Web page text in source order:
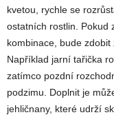
kvetou, rychle se
ostatních rostlin. Pokud
kombinace, bude
Například jarní tařička
zatímco pozdní
podzimu. Doplnit je
jehličnany, které udrží